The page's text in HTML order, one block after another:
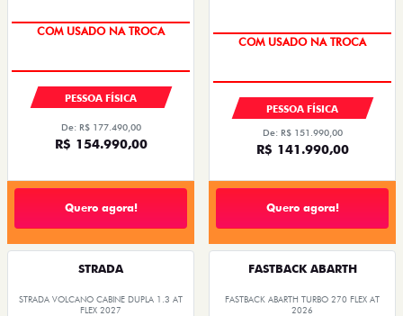
COM USADO NA TROCA
PESSOA FÍSICA
De: R$ 177.490,00
R$ 154.990,00
Quero agora!
COM USADO NA TROCA
PESSOA FÍSICA
De: R$ 151.990,00
R$ 141.990,00
Quero agora!
STRADA
STRADA VOLCANO CABINE DUPLA 1.3 AT
FLEX 2027
FASTBACK ABARTH
FASTBACK ABARTH TURBO 270 FLEX AT
2026